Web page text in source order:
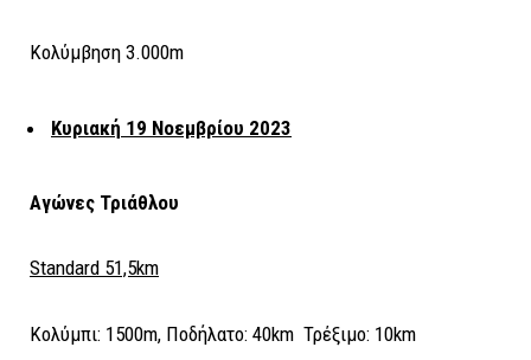
Κολύμβηση 3.000m
Κυριακή 19 Νοεμβρίου 2023
Αγώνες Τριάθλου
Standard 51,5km
Κολύμπι: 1500m, Ποδήλατο: 40km Τρέξιμο: 10km